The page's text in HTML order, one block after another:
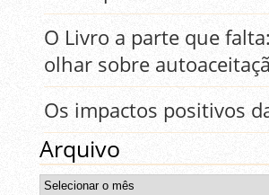
O Livro a parte que
olhar sobre
Os impactos positivos
Arquivo
Arquivo